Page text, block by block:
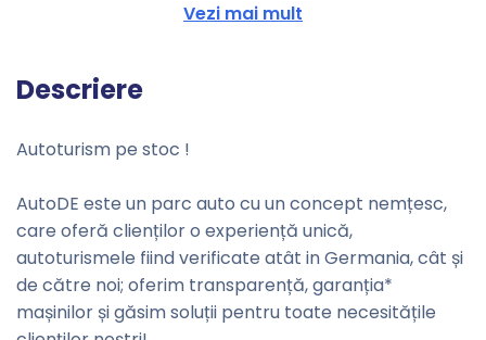
Vezi mai mult
Descriere
Autoturism pe stoc !
AutoDE este un parc auto cu un concept nemțesc,
care oferă clienților o experiență unică,
autoturismele fiind verificate atât in Germania, cât și
de către noi; oferim transparență, garanția*
mașinilor și găsim soluții pentru toate necesitățile